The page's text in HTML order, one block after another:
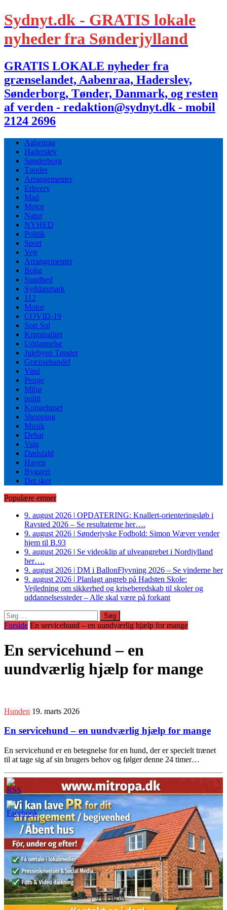
Sydnyt.dk - GRATIS lokale
nyheder fra Sønderjylland
GRATIS LOKALE nyheder fra
grænselandet, Aabenraa, Haderslev,
Sønderborg, Tønder, Danmark, og resten
af verden - redaktion@sydnyt.dk - mobil
2124 2696
Aabenraa
Haderslev
Sønderborg
Tønder
Arrangementer
Erhverv
Mad
Motor
Natur
NYHED
Politik
Sport
Vejr
Arrangementer
Bolig
Sundhed
Syddanmark
112
Motor
COVID-19
Sort Sol
Kriminalitet
Uddannelse
Julebyen Tønder
Grænsehandel
Vind
Penge
Miljø
politi
Kongehuset
Shopping
Musik
Debat
Valg
Dødsfald
Haven
Byggeri
Det sker
Populære emner
9. august 2026 | OPDATERING: Knallert-orienteringsløb i
Ravsted 2026 – Se resultaterne her….
9. august 2026 | Sønderjyske Fodbold: Simon Wæver vender
hjem til B.93
9. august 2026 | Se videoklip af ulveangrebet i Nordjylland
her….
9. august 2026 | DM i BallonFlyvning 2026 – Se vinderne her
9. august 2026 | Planlagt angreb på Hadsten Skole:
Vejledning om sikkerhed og kriseberedskab til skoler og
uddannelsessteder – Alle skal være på forkant
Søg
efter:
Forside En servicehund – en uundværlig hjælp for mange
En servicehund – en
uundværlig hjælp for mange
Hunden 19. marts 2026
En servicehund – en uundværlig hjælp for mange
En servicehund er en betegnelse for en hund, der er specielt trænet
til at tage sig af sin brugers behov og følger denne 24 timer…